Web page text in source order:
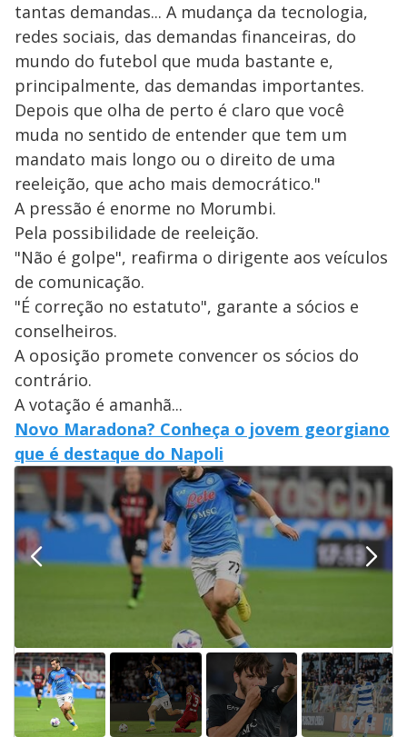
tantas demandas... A mudança da tecnologia,
redes sociais, das demandas financeiras, do
mundo do futebol que muda bastante e,
principalmente, das demandas importantes.
Depois que olha de perto é claro que você
muda no sentido de entender que tem um
mandato mais longo ou o direito de uma
reeleição, que acho mais democrático."
A pressão é enorme no Morumbi.
Pela possibilidade de reeleição.
"Não é golpe", reafirma o dirigente aos veículos
de comunicação.
"É correção no estatuto", garante a sócios e
conselheiros.
A oposição promete convencer os sócios do
contrário.
A votação é amanhã...
Novo Maradona? Conheça o jovem georgiano
que é destaque do Napoli